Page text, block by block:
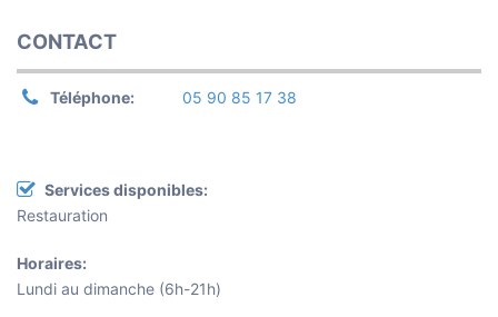
CONTACT
Téléphone: 05 90 85 17 38
Services disponibles:
Restauration
Horaires:
Lundi au dimanche (6h-21h)